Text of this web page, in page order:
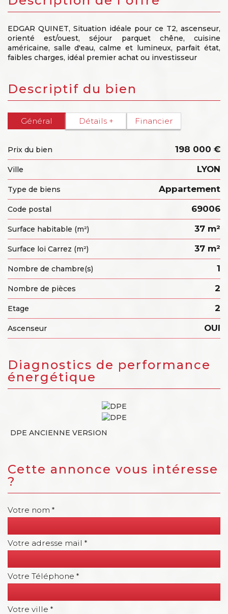
EDGAR QUINET, Situation idéale pour ce T2, ascenseur,
orienté est/ouest, séjour parquet chêne, cuisine
américaine, salle d'eau, calme et lumineux, parfait état,
faibles charges, idéal premier achat ou investisseur
descriptif du bien
Général Détails + Financier
Prix du bien 198 000 €
Ville LYON
Type de biens Appartement
Code postal 69006
Surface habitable (m²) 37 m²
Surface loi Carrez (m²) 37 m²
Nombre de chambre(s) 1
Nombre de pièces 2
Etage 2
Ascenseur OUI
diagnostics de performance
énergétique
DPE ANCIENNE VERSION
cette annonce vous intéresse
?
Votre nom *
Votre adresse mail *
Votre Téléphone *
Votre ville *